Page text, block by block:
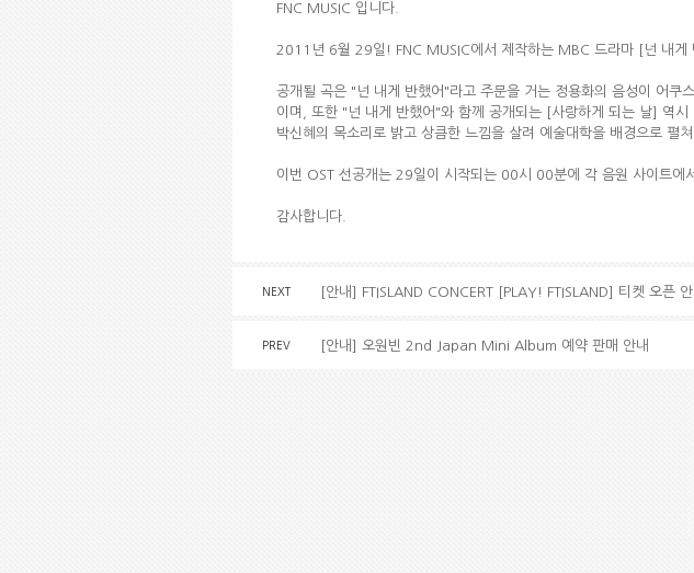
FNC MUSIC 입니다.
2011년 6월 29일! FNC MUSIC에서 제작하는 MBC 드라마 [넌 내게
공개될 곡은 "넌 내게 반했어"라고 주문을 거는 정용화의 음성이 어쿠
이며, 또한 "넌 내게 반했어"와 함께 공개되는 [사랑하게 되는 날] 역
박신혜의 목소리로 밝고 상큼한 느낌을 살려 예술대학을 배경으로 펼
이번 OST 선공개는 29일이 시작되는 00시 00분에 각 음원 사이트에
감사합니다.
NEXT [안내] FTISLAND CONCERT [PLAY! FTISLAND] 티켓 오픈 안
PREV [안내] 오원빈 2nd Japan Mini Album 예약 판매 안내